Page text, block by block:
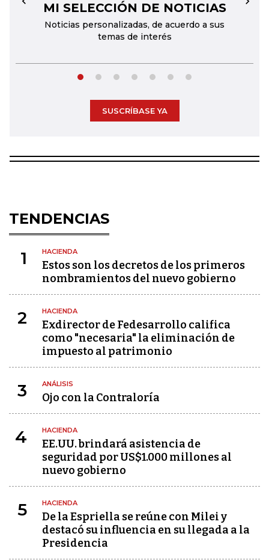
MI SELECCIÓN DE NOTICIAS
Noticias personalizadas, de acuerdo a sus
temas de interés
← →
SUSCRÍBASE YA
TENDENCIAS
1 HACIENDA
Estos son los decretos de los primeros
nombramientos del nuevo gobierno
2 HACIENDA
Exdirector de Fedesarrollo califica
como "necesaria" la eliminación de
impuesto al patrimonio
3 ANÁLISIS
Ojo con la Contraloría
4 HACIENDA
EE.UU. brindará asistencia de
seguridad por US$1.000 millones al
nuevo gobierno
5 HACIENDA
De la Espriella se reúne con Milei y
destacó su influencia en su llegada a la
Presidencia